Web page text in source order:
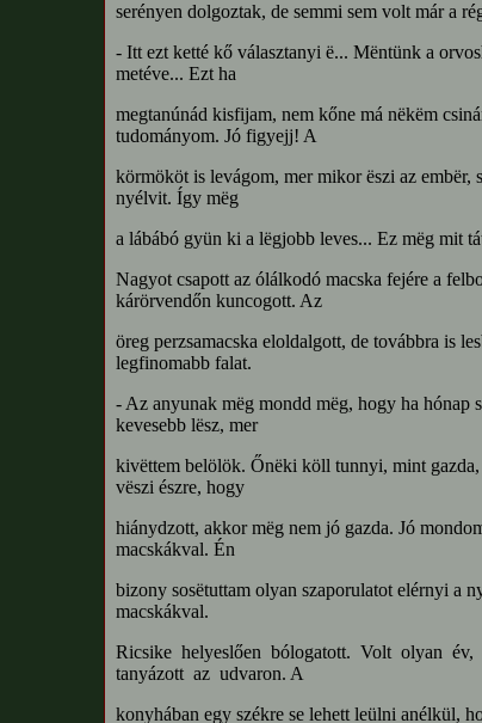
serényen dolgoztak, de semmi sem volt már a
- Itt ezt ketté kő választanyi ë... Mëntünk a
metéve... Ezt ha
megtanúnád kisfijam, nem kőne má nëkëm
tudományom. Jó figyejj! A
körmököt is levágom, mer mikor ëszi az embër,
nyélvit. Így mëg
a lábábó gyün ki a lëgjobb leves... Ez mëg mit
Nagyot csapott az ólálkodó macska fejére a
kárörvendőn kuncogott. Az
öreg perzsamacska eloldalgott, de továbbra is
legfinomabb falat.
- Az anyunak mëg mondd mëg, hogy ha hónap
kevesebb lësz, mer
kivëttem belölök. Őnëki köll tunnyi, mint
vëszi észre, hogy
hiánydzott, akkor mëg nem jó gazda. Jó
macskákval. Én
bizony sosëtuttam olyan szaporulatot elérnyi a
macskákval.
Ricsike helyeslően bólogatott. Volt olyan
tanyázott az udvaron. A
konyhában egy székre se lehett leülni anélkül,